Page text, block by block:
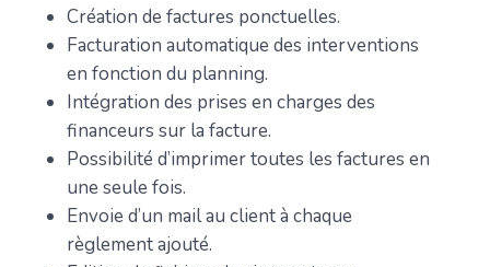
Création de factures ponctuelles.
Facturation automatique des interventions
en fonction du planning.
Intégration des prises en charges des
financeurs sur la facture.
Possibilité d’imprimer toutes les factures en
une seule fois.
Envoie d’un mail au client à chaque
règlement ajouté.